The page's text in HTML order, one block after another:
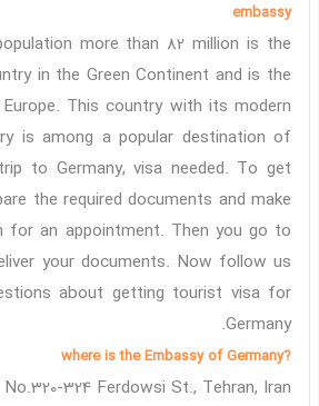
embassy
more than 82 million is the
in the Green Continent and is the
This country with its modern
is among a popular destination of
to Germany, visa needed. To get
the required documents and make
for an appointment. Then you go to
your documents. Now follow us
about getting tourist visa for
Germany.
?where is the Embassy of Germany
No.320-324 Ferdowsi St., Tehran, Iran